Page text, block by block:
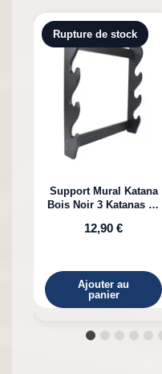
Rupture de stock
Support Mural Katana
Bois Noir 3 Katanas en
12,90 €
Ajouter au
panier